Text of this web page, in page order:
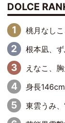
DOLCE
桃月なしこ、胸元も脇も眩し
根本凪、ずぶ濡れスケ
えなこ、胸元に目を奪わ
身長146cmの新人グラ
東雲うみ、“わがままボディ